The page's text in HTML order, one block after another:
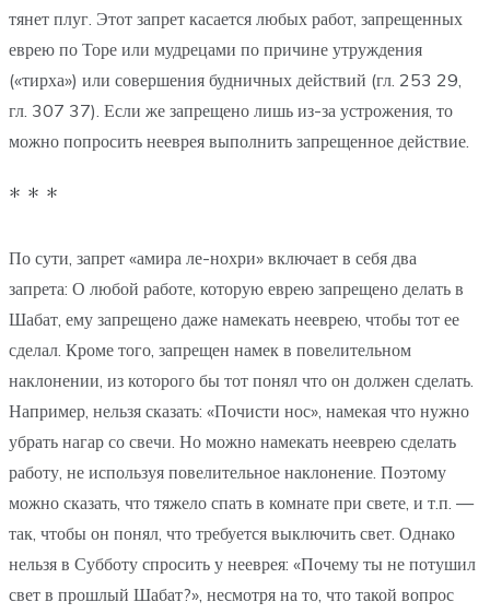
тянет плуг. Этот запрет касается любых работ, запрещенных
еврею по Торе или мудрецами по причине утруждения
(«тирха») или совершения будничных действий (гл. 253 29,
гл. 307 37). Если же запрещено лишь из-за устрожения, то
можно попросить нееврея выполнить запрещенное действие.
* * *
По сути, запрет «амира ле-нохри» включает в себя два
запрета: О любой работе, которую еврею запрещено делать в
Шабат, ему запрещено даже намекать нееврею, чтобы тот ее
сделал. Кроме того, запрещен намек в повелительном
наклонении, из которого бы тот понял что он должен сделать.
Например, нельзя сказать: «Почисти нос», намекая что нужно
убрать нагар со свечи. Но можно намекать нееврею сделать
работу, не используя повелительное наклонение. Поэтому
можно сказать, что тяжело спать в комнате при свете, и т.п. —
так, чтобы он понял, что требуется выключить свет. Однако
нельзя в Субботу спросить у нееврея: «Почему ты не потушил
свет в прошлый Шабат?», несмотря на то, что такой вопрос